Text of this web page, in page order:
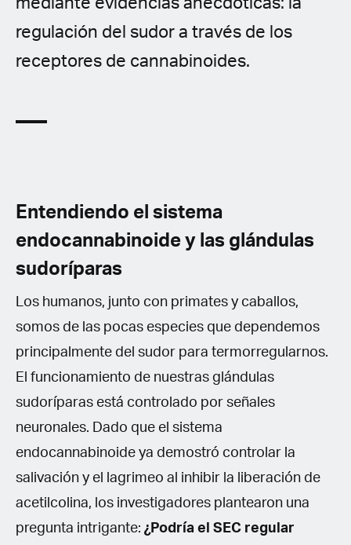
regulación del sudor a través de los
receptores de cannabinoides.
Entendiendo el sistema
endocannabinoide y las glándulas
sudoríparas
Los humanos, junto con primates y caballos,
somos de las pocas especies que dependemos
principalmente del sudor para termorregularnos.
El funcionamiento de nuestras glándulas
sudoríparas está controlado por señales
neuronales. Dado que el sistema
endocannabinoide ya demostró controlar la
salivación y el lagrimeo al inhibir la liberación de
acetilcolina, los investigadores plantearon una
pregunta intrigante: ¿Podría el SEC regular